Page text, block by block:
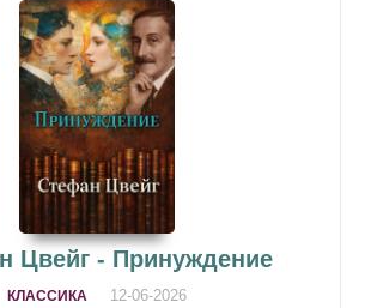
Цвейг - Принуждение
КЛАССИКА 12-06-2026